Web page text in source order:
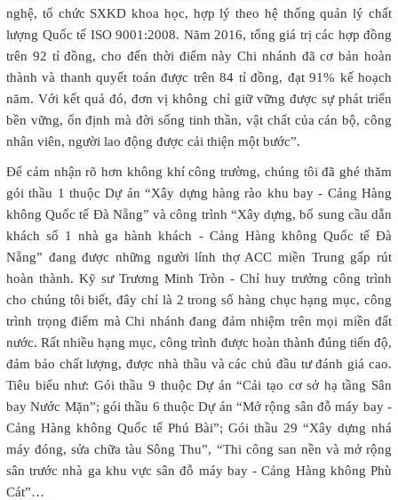
nghệ, tổ chức SXKD khoa học, hợp lý theo hệ thống quản lý chất
lượng Quốc tế ISO 9001:2008. Năm 2016, tổng giá trị các hợp đồng
trên 92 tỉ đồng, cho đến thời điểm này Chi nhánh đã cơ bản hoàn
thành và thanh quyết toán được trên 84 tỉ đồng, đạt 91% kế hoạch
năm. Với kết quả đó, đơn vị không chỉ giữ vững được sự phát triển
bền vững, ổn định mà đời sống tinh thần, vật chất của cán bộ, công
nhân viên, người lao động được cải thiện một bước”.
Để cảm nhận rõ hơn không khí công trường, chúng tôi đã ghé thăm
gói thầu 1 thuộc Dự án “Xây dựng hàng rào khu bay - Cảng Hàng
không Quốc tế Đà Nẵng” và công trình “Xây dựng, bổ sung cầu dẫn
khách số 1 nhà ga hành khách - Cảng Hàng không Quốc tế Đà
Nẵng” đang được những người lính thợ ACC miền Trung gấp rút
hoàn thành. Kỹ sư Trương Minh Tròn - Chỉ huy trưởng công trình
cho chúng tôi biết, đây chỉ là 2 trong số hàng chục hạng mục, công
trình trọng điểm mà Chi nhánh đang đảm nhiệm trên mọi miền đất
nước. Rất nhiều hạng mục, công trình được hoàn thành đúng tiến độ,
đảm bảo chất lượng, được nhà thầu và các chủ đầu tư đánh giá cao.
Tiêu biểu như: Gói thầu 9 thuộc Dự án “Cải tạo cơ sở hạ tầng Sân
bay Nước Mặn”; gói thầu 6 thuộc Dự án “Mở rộng sân đỗ máy bay -
Cảng Hàng không Quốc tế Phú Bài”; Gói thầu 29 “Xây dựng nhá
máy đóng, sửa chữa tàu Sông Thu”, “Thi công san nền và mở rộng
sân trước nhà ga khu vực sân đỗ máy bay - Cảng Hàng không Phù
Cát”…